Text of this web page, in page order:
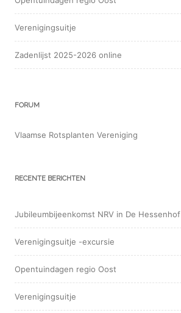
Verenigingsuitje
Zadenlijst 2025-2026 online
FORUM
Vlaamse Rotsplanten Vereniging
RECENTE BERICHTEN
Jubileumbijeenkomst NRV in De Hessenhof
Verenigingsuitje -excursie
Opentuindagen regio Oost
Verenigingsuitje